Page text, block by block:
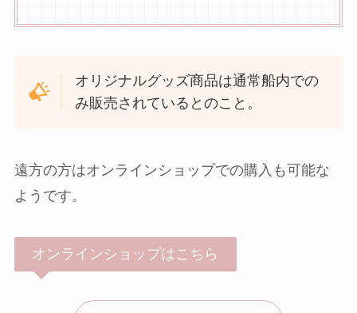
オリジナルグッズ商品は通常船内での
み販売されているとのこと。
遠方の方はオンラインショップでの購入も可能な
ようです。
オンラインショップはこちら